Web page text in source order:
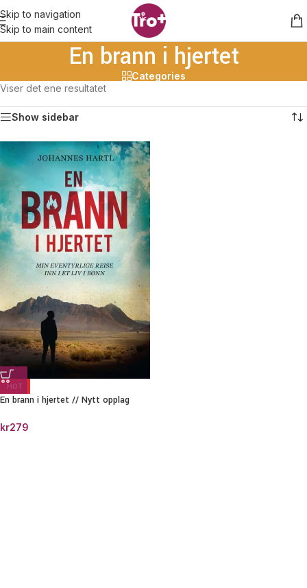
Skip to navigation
Skip to main content
En brann i hjertet
Categories
Viser det ene resultatet
Show sidebar
HOT
En brann i hjertet // Nytt opplag
kr279